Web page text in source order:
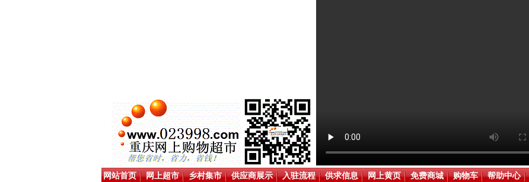
网站首页 网上超市 乡村集市 供应商展示 入驻流程 供求信息 网上黄页 免费商城 购物车 帮助中心